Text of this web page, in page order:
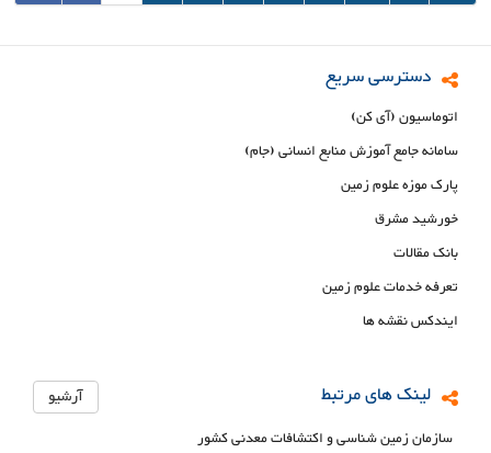
دسترسی سریع
اتوماسیون (آی کن)
سامانه جامع آموزش منابع انسانی (جام)
پارک موزه علوم زمین
خورشید مشرق
بانک مقالات
تعرفه خدمات علوم زمین
ایندکس نقشه ها
لینک های مرتبط آرشیو
سازمان زمین شناسی و اکتشافات معدنی کشور